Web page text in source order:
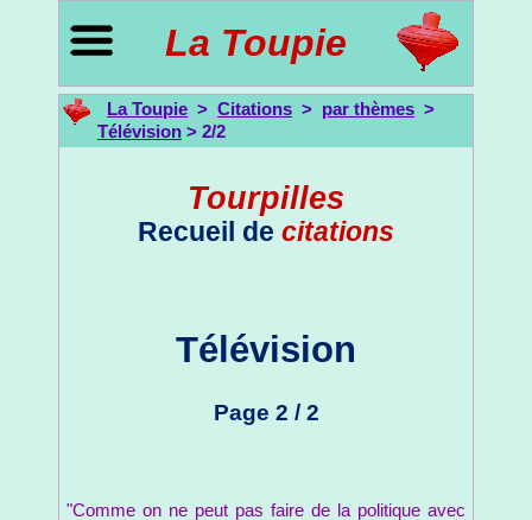
La Toupie
La Toupie > Citations > par thèmes >
Télévision > 2/2
Tourpilles
Recueil de citations
Télévision
Page 2 / 2
"Comme on ne peut pas faire de la politique avec